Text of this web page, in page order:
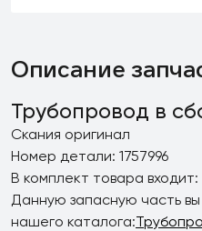
Описание
Трубопровод в
Скания оригинал
Номер детали: 1757996
В комплект товара входит:
Данную запасную часть
нашего каталога: